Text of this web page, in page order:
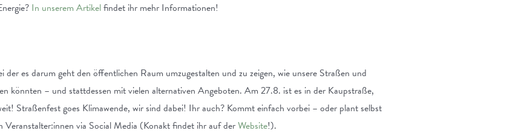
In unserem Artikelfindet ihr mehr Informationen!
es darum geht den öffentlichen Raum umzugestalten und zu zeigen, wie unsere Straßen und
könnten – und stattdessen mit vielen alternativen Angeboten. Am 27.8. ist es in der Kaupstraße,
Straßenfest goes Klimawende, wir sind dabei! Ihr auch? Kommt einfach vorbei – oder plant selbst
Veranstalter:innen via Social Media (Konakt findet ihr auf derWebsite!).